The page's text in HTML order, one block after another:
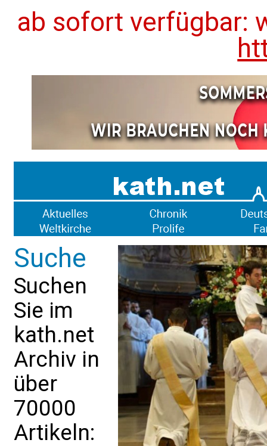
ab sofort verfügbar:
Suche
Suchen
Sie im
kath.net
Archiv in
über
70000
Artikeln: